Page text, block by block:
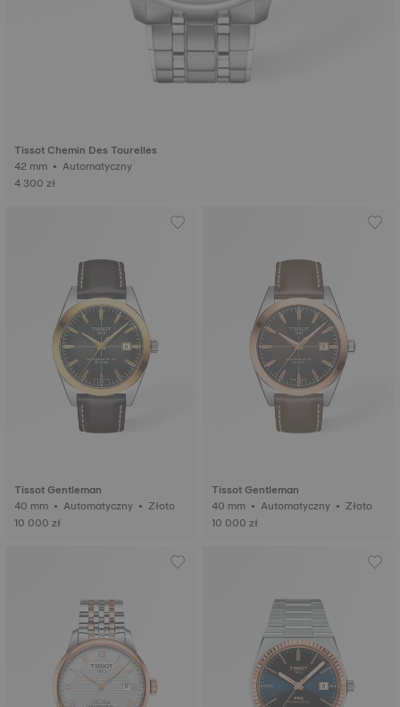
Tissot Chemin Des Tourelles
42 mm • Automatyczny
4 300 zł
Tissot Gentleman
40 mm • Automatyczny • Złoto
10 000 zł
Tissot Gentleman
40 mm • Automatyczny • Złoto
10 000 zł